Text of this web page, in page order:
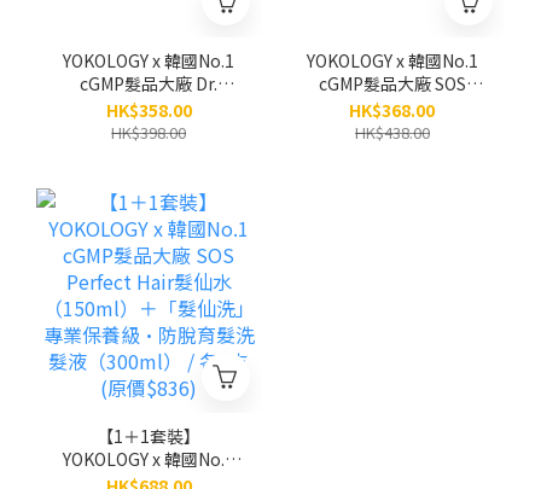
YOKOLOGY x 韓國No.1
cGMP髮品大廠 Dr.
Premium No.6
Treatment Shampoo
（300ml）
HK$358.00
HK$398.00
YOKOLOGY x 韓國No.1
cGMP髮品大廠 SOS
Perfect Hair髮仙水
（150ml）
HK$368.00
HK$438.00
【1＋1套裝】
YOKOLOGY x 韓國No.1
cGMP髮品大廠 SOS